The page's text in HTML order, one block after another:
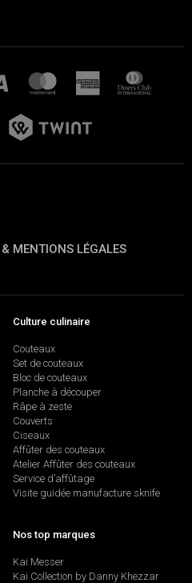
MENTIONS LÉGALES
Culture culinaire
Couteaux
Set de couteaux
Bloc de couteaux
Planche à découper
Râpe à zeste
Couverts
Ciseaux
Affûter des couteaux
Atelier Affûter des couteaux
Service d’affûtage
Visite guidée manufacture sknife
Nos top marques
Kai Messer
Kai Collection by Danny Khezzar